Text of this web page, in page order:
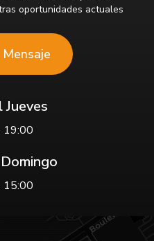
oportunidades actuales
Jueves
19:00
15:00